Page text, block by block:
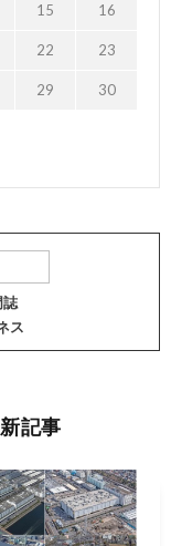
15 16
22 23
29 30
誌
ス
記事